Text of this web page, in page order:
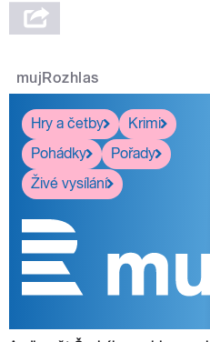
mujRozhlas
Hry a četby
Krimi
Pohádky
Pořady
Živé vysílání